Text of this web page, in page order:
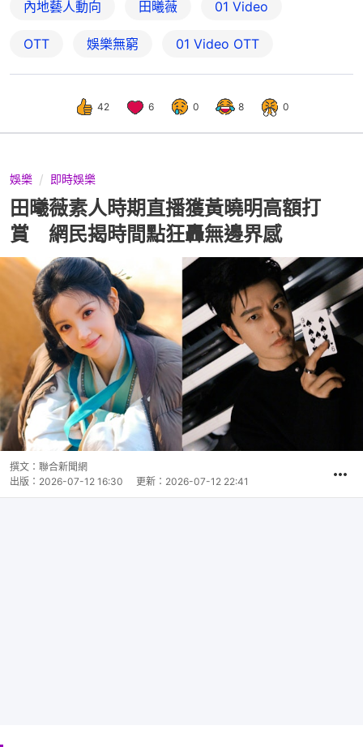
內地藝人動向 田曦薇 01 Video
OTT 娛樂無窮 01‌ ‌Video‌ ‌OTT
42 6 0 8 0
娛樂 即時娛樂
田曦薇素人時期直播獲黃曉明高額打
賞 網民揭時間點狂轟無邊界感
撰文： 聯合新聞網
出版： 2026-07-12 16:30 更新： 2026-07-12 22:41